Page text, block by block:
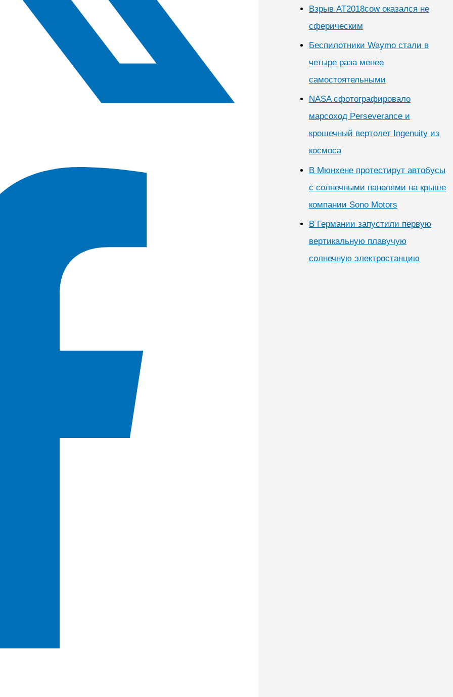
Взрыв AT2018cow оказался не
сферическим
Беспилотники Waymo стали в
четыре раза менее
самостоятельными
NASA сфотографировало
марсоход Perseverance и
крошечный вертолет Ingenuity из
космоса
В Мюнхене протестирут автобусы
с солнечными панелями на крыше
компании Sono Motors
В Германии запустили первую
вертикальную плавучую
солнечную электростанцию